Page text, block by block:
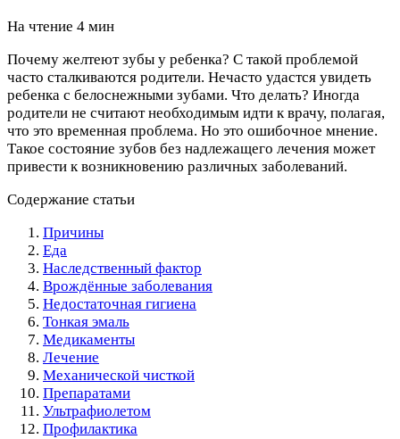
На чтение 4 мин
Почему желтеют зубы у ребенка? С такой проблемой
часто сталкиваются родители. Нечасто удастся увидеть
ребенка с белоснежными зубами. Что делать? Иногда
родители не считают необходимым идти к врачу, полагая,
что это временная проблема. Но это ошибочное мнение.
Такое состояние зубов без надлежащего лечения может
привести к возникновению различных заболеваний.
Содержание статьи
Причины
Еда
Наследственный фактор
Врождённые заболевания
Недостаточная гигиена
Тонкая эмаль
Медикаменты
Лечение
Механической чисткой
Препаратами
Ультрафиолетом
Профилактика